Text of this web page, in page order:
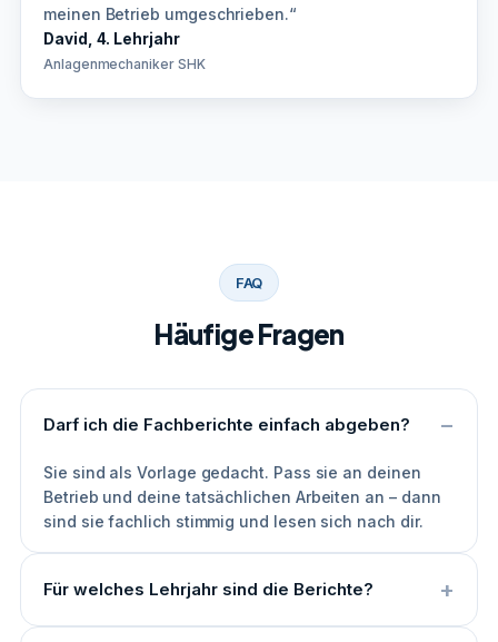
meinen Betrieb umgeschrieben.“
David, 4. Lehrjahr
Anlagenmechaniker SHK
FAQ
Häufige Fragen
Darf ich die Fachberichte einfach abgeben?
Sie sind als Vorlage gedacht. Pass sie an deinen
Betrieb und deine tatsächlichen Arbeiten an – dann
sind sie fachlich stimmig und lesen sich nach dir.
Für welches Lehrjahr sind die Berichte?